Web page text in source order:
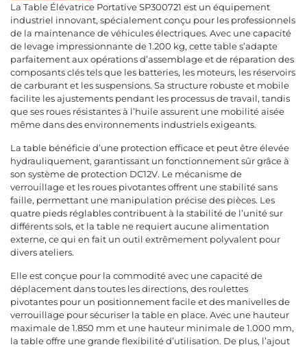
La Table Élévatrice Portative SP300721 est un équipement
industriel innovant, spécialement conçu pour les professionnels
de la maintenance de véhicules électriques. Avec une capacité
de levage impressionnante de 1.200 kg, cette table s’adapte
parfaitement aux opérations d’assemblage et de réparation des
composants clés tels que les batteries, les moteurs, les réservoirs
de carburant et les suspensions. Sa structure robuste et mobile
facilite les ajustements pendant les processus de travail, tandis
que ses roues résistantes à l’huile assurent une mobilité aisée
même dans des environnements industriels exigeants.
La table bénéficie d’une protection efficace et peut être élevée
hydrauliquement, garantissant un fonctionnement sûr grâce à
son système de protection DC12V. Le mécanisme de
verrouillage et les roues pivotantes offrent une stabilité sans
faille, permettant une manipulation précise des pièces. Les
quatre pieds réglables contribuent à la stabilité de l’unité sur
différents sols, et la table ne requiert aucune alimentation
externe, ce qui en fait un outil extrêmement polyvalent pour
divers ateliers.
Elle est conçue pour la commodité avec une capacité de
déplacement dans toutes les directions, des roulettes
pivotantes pour un positionnement facile et des manivelles de
verrouillage pour sécuriser la table en place. Avec une hauteur
maximale de 1.850 mm et une hauteur minimale de 1.000 mm,
la table offre une grande flexibilité d’utilisation. De plus, l’ajout